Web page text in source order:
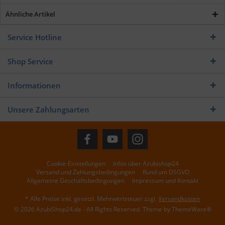
Ähnliche Artikel
Service Hotline
Shop Service
Informationen
Unsere Zahlungsarten
Cookie-Einstellungen
Infos über Azubishop24
Versand und Zahlungsbedingungen
Rund um DSGVO
Allgemeine Geschäftsbedingungen
Impressum und Kontakt
* Alle Preise inkl. gesetzl. Mehrwertsteuer zzgl. Versandkosten
© 2026 AzubiShop24.de - All Rights Reserved. Theme byThemeWare®